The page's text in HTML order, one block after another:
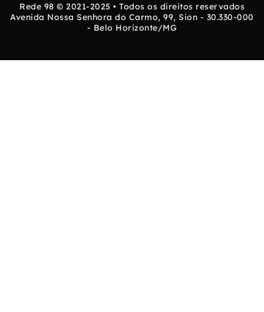
Rede 98 © 2021-2025 • Todos os direitos reservados
Avenida Nossa Senhora do Carmo, 99, Sion - 30.330-000
- Belo Horizonte/MG